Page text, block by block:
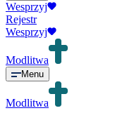
Wesprzyj
Rejestr
Wesprzyj
Modlitwa
Menu
Modlitwa